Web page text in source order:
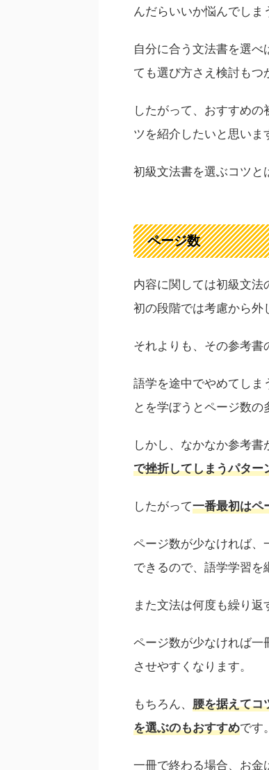
んだらいいか悩んでしま
自分に合う文法書を選
ても選び方さえ検討もつ
したがって、おすすめ
ツを紹介したいと思いま
初級文法書を選ぶコツと
ページ数
内容に関しては初級文
初の段階では考慮から外
それよりも、その参考書
語学を途中でやめてしま
とを学ぼうとページ数の
しかし、なかなか参考書
で挫折してしまうパター
したがって一番最初はペ
ページ数が少なければ
できるので、語学学習を
また文法は何度も繰り返
ページ数が少なければ
させやすくなります。
もちろん、 腰を据えてコ
を選ぶのもおすすめです。
一冊で終わる場合、お金